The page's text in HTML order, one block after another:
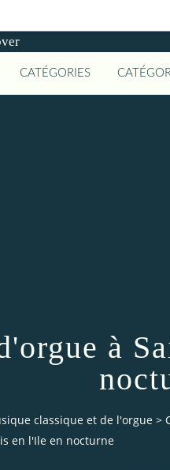
CATÉGORIES
à
classique et de l'orgue >
en l'Ile en nocturne